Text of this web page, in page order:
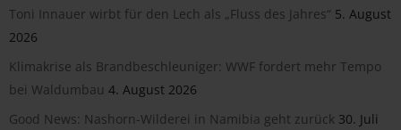
Toni Innauer wirbt für den Lech als „Fluss des Jahres“ 5. August
2026
Klimakrise als Brandbeschleuniger: WWF fordert mehr Tempo
bei Waldumbau 4. August 2026
Good News: Nashorn-Wilderei in Namibia geht zurück 30. Juli